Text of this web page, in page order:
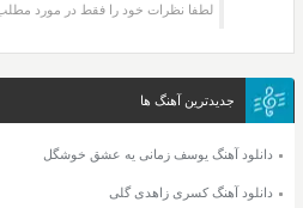
لطفا نظرات خود را فقط در مورد مطلب
جدیدترین آهنگ ها
دانلود آهنگ یوسف زمانی یه عشق خوشگل
دانلود آهنگ کسری زاهدی گلی